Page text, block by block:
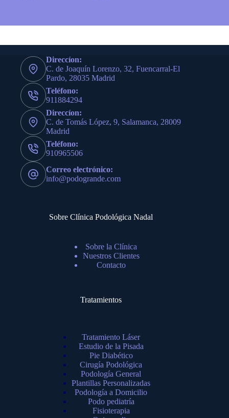
Direccíon:
C. de Joaquín Lorenzo, 32, Fuencarral-El
Pardo, 28035 Madrid
Teléfono:
911884294
Direccíon:
C. de Tomás López, 9, Salamanca, 28009
Madrid
Teléfono:
910965506
Correo electrónico:
info@podogrande.com
Sobre Clínica Podológica Nadal
Sobre la Clínica
Nuestros Clientes
Contacto
Tratamientos
Tratamiento Láser
Estudio de la Pisada
Pie Diabético
Cirugía Podológica
Podología General
Plantillas Personalizadas
Podología a Domicilio
Podo pediatría
Fisioterapia